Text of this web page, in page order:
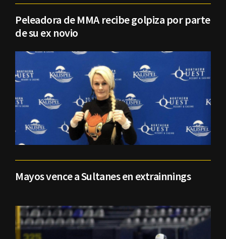
Peleadora de MMA recibe golpiza por parte
de su ex novio
Mayos vence a Sultanes en extrainnings